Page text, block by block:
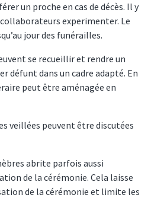
un proche en cas de décès. Il y
experimenter. Le
jour des funérailles.
se recueillir et rendre un
défunt dans un cadre adapté. En
peut être aménagée en
veillées peuvent être discutées
abrite parfois aussi
de la cérémonie. Cela laisse
de la cérémonie et limite les